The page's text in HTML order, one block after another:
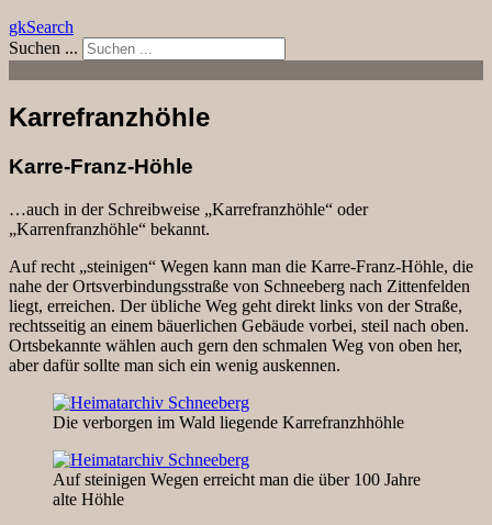
gkSearch
Suchen ...
Karrefranzhöhle
Karre-Franz-Höhle
…auch in der Schreibweise „Karrefranzhöhle“ oder
„Karrenfranzhöhle“ bekannt.
Auf recht „steinigen“ Wegen kann man die Karre-Franz-Höhle, die
nahe der Ortsverbindungsstraße von Schneeberg nach Zittenfelden
liegt, erreichen. Der übliche Weg geht direkt links von der Straße,
rechtsseitig an einem bäuerlichen Gebäude vorbei, steil nach oben.
Ortsbekannte wählen auch gern den schmalen Weg von oben her,
aber dafür sollte man sich ein wenig auskennen.
Die verborgen im Wald liegende Karrefranzhhöhle
Auf steinigen Wegen erreicht man die über 100 Jahre
alte Höhle